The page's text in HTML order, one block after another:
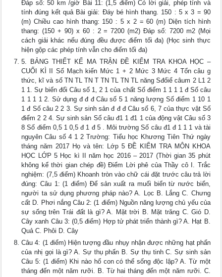
Đáp số: 50 km /giờ Bài 11: (1,5 điểm) Có lời giải, phép tính và
tính đúng kết quả Bài giải: Đáy bé hình thang. 150 : 5 x 3 = 90
(m) Chiều cao hình thang: 150 : 5 x 2 = 60 (m) Diện tích hình
thang: (150 + 90) x 60 : 2 = 7200 (m2) Đáp số: 7200 m2 (Mọi
cách giải khác nếu đúng đều được điểm tối đa) (Học sinh thực
hiện gộp các phép tính vẫn cho điểm tối đa)
5. BẢNG THIẾT KẾ MA TRẬN ĐỀ KIỂM TRA KHOA HỌC –
CUỐI KÌ II Số Mạch kiến Mức 1 + 2 Mức 3 Mức 4 Tổn câu g
thức, kĩ và số TN TL TN T TN TL TN TL năng Sđốiể câum 2 L1 2
1 1. Sự biến đổi Câu số 1, 2 1 của chất Số điểm 1 1 1 1 đ Số câu
1 1 1 1 2. Sử dụng đ đ đ Câu số 5 1 năng lượng Số điểm 1 10 1
1 đ Số câu 2 2 3. Sự sinh sản đ đ đ Câu số 6, 7 của thực vật Số
điểm 2 2 4. Sự sinh sản Số câu đ1 1 đ1 1 của động vật Câu số 3
8 Số điểm 0,5 1 0,5 đ 1 đ 5 . Môi trường Số câu đ1 đ 1 1 1 và tài
nguyên Câu số 4 1 2 Trường: Tiểu học Khương Tiên Thứ ngày
tháng năm 2017 Họ và tên: Lớp 5 ĐỀ KIỂM TRA MÔN KHOA
HỌC LỚP 5 Học kì II năm học 2016 – 2017 (Thời gian 35 phút
không kể thời gian chép đề) Điểm Lời phê của Thầy cô I. Trắc
nghiệm: (7,5 điểm) Khoanh tròn vào chữ cái đặt trước câu trả lời
đúng: Câu 1: (1 điểm) Để sản xuất ra muối biển từ nước biển,
người ta sử dụng phương pháp nào? A. Lọc B. Lắng C. Chưng
cất D. Phơi nắng Câu 2: (1 điểm) Nguồn năng lượng chủ yếu của
sự sống trên Trái đất là gì? A. Mặt trời B. Mặt trăng C. Gió D.
Cây xanh Câu 3: (0,5 điểm) Hợp tử phát triển thành gì? A. Hạt B.
Quả C. Phôi D. Cây
Câu 4: (1 điểm) Hiện tượng đầu nhụy nhận được những hạt phấn
của nhị gọi là gì? A. Sự thụ phấn B. Sự thụ tinh C. Sự sinh sản
Câu 5: (1 điểm) Khi nào hổ con có thể sống độc lập? A. Từ một
tháng đến một năm rưỡi. B. Từ hai tháng đến một năm rưỡi. C.